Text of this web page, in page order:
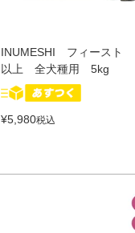
INUMESHI フィースト
以上 全犬種用 5kg
¥5,980税込